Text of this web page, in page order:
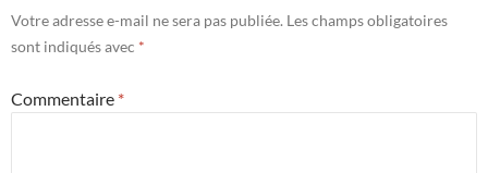
Votre adresse e-mail ne sera pas publiée. Les champs obligatoires
sont indiqués avec *
Commentaire *